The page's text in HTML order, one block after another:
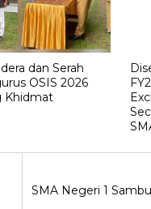
dan Serah
OSIS 2026
Khidmat
SMA Negeri 1